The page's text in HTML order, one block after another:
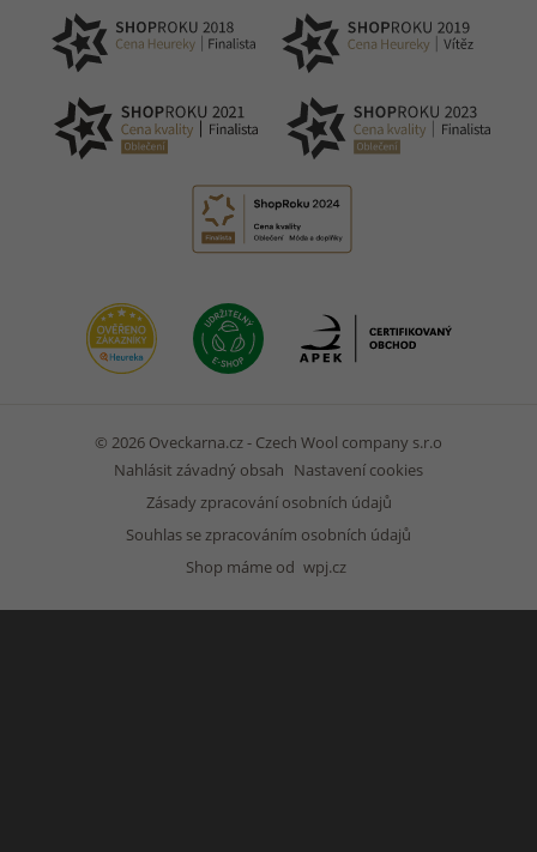
© 2026 Oveckarna.cz - Czech Wool company s.r.o
Nahlásit závadný obsah Nastavení cookies
Zásady zpracování osobních údajů
Souhlas se zpracováním osobních údajů
Shop máme od wpj.cz